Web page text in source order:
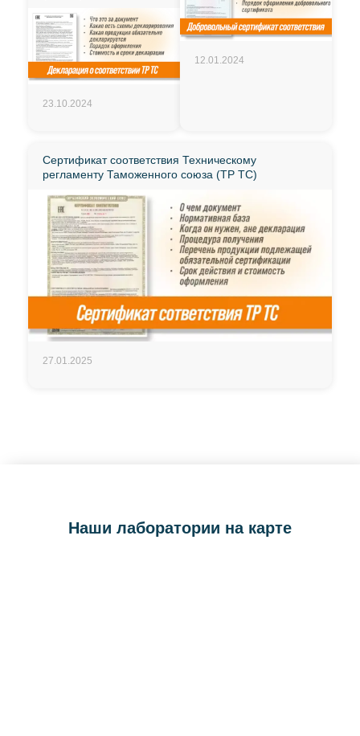
23.10.2024
12.01.2024
Сертификат соответствия Техническому
регламенту Таможенного союза (ТР ТС)
27.01.2025
Наши лаборатории на карте